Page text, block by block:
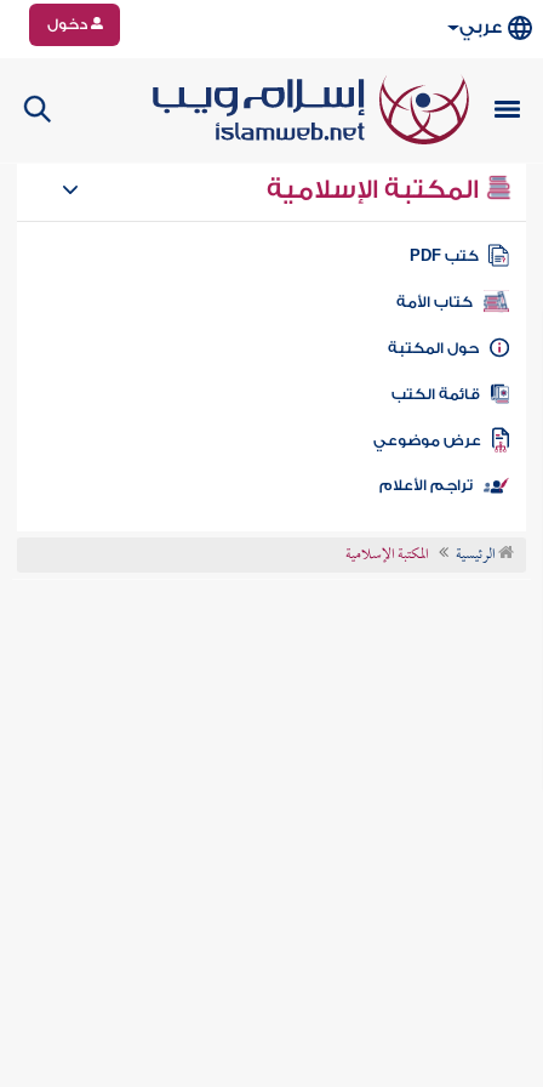
عربي دخول
المكتبة الإسلامية
كتب PDF
كتاب الأمة
المكتبة
الكتب
موضوعي
تراجم الأعلام
الرئيسية المكتبة الإسلامية